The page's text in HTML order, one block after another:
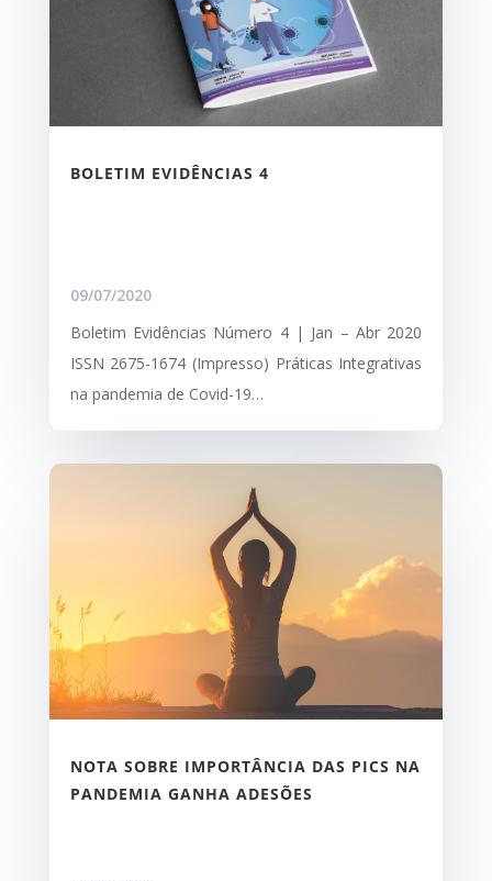
BOLETIM EVIDÊNCIAS 4
09/07/2020
Boletim Evidências Número 4 | Jan – Abr 2020
ISSN 2675-1674 (Impresso) Práticas Integrativas
na pandemia de Covid-19…
NOTA SOBRE IMPORTÂNCIA DAS PICS NA
PANDEMIA GANHA ADESÕES